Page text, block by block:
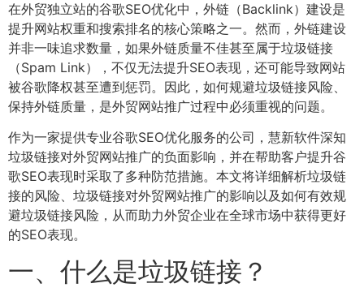
在外贸独立站的谷歌SEO优化中，外链（Backlink）建设是
提升网站权重和搜索排名的核心策略之一。然而，外链建设
并非一味追求数量，如果外链质量不佳甚至属于垃圾链接
（Spam Link），不仅无法提升SEO表现，还可能导致网站
被谷歌降权甚至遭到惩罚。因此，如何规避垃圾链接风险、
保持外链质量，是外贸网站推广过程中必须重视的问题。
作为一家提供专业谷歌SEO优化服务的公司，慧新软件深知
垃圾链接对外贸网站推广的负面影响，并在帮助客户提升谷
歌SEO表现时采取了多种防范措施。本文将详细解析垃圾链
接的风险、垃圾链接对外贸网站推广的影响以及如何有效规
避垃圾链接风险，从而助力外贸企业在全球市场中获得更好
的SEO表现。
一、什么是垃圾链接？